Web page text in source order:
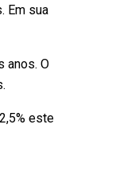
Em sua
anos. O
este